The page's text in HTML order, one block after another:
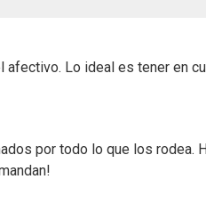
afectivo. Lo ideal es tener en
por todo lo que los